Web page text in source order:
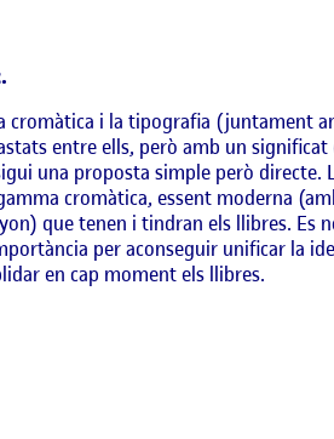
cromàtica i la tipografia (juntament
entre ells, però amb un
una proposta simple però
cromàtica, essent moderna
que tenen i tindran els llibres. Es
per aconseguir unificar la
en cap moment els llibres.